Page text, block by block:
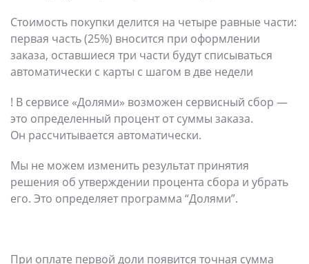
Стоимость покупки делится на четыре равные части:
первая часть (25%) вносится при оформлении
заказа, оставшиеся три части будут списываться
автоматически c карты с шагом в две недели
! В сервисе «Долями» возможен сервисный сбор —
это определенный процент от суммы заказа.
Он рассчитывается автоматически.
Мы не можем изменить результат принятия
решения об утверждении процента сбора и убрать
его. Это определяет программа “Долями”.
При оплате первой доли появится точная сумма